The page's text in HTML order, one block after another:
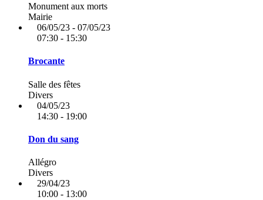
Monument aux morts
Mairie
06/05/23 - 07/05/23
07:30 - 15:30
Brocante
Salle des fêtes
Divers
04/05/23
14:30 - 19:00
Don du sang
Allégro
Divers
29/04/23
10:00 - 13:00